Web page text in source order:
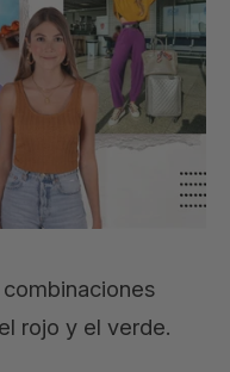
rojo y el verde.